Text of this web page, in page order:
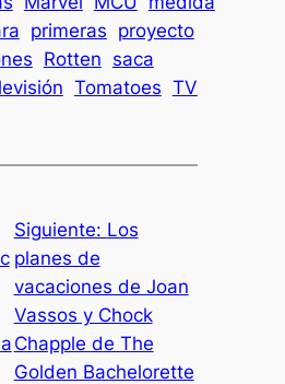
primeras proyecto
Rotten saca
Tomatoes TV
Siguiente: Los
planes de
vacaciones de Joan
Vassos y Chock
Chapple de The
Golden Bachelorette